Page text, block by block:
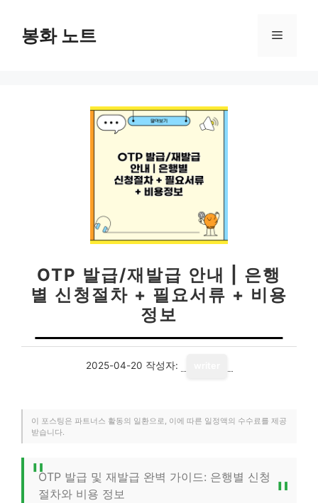
봉화 노트 메
OTP 발급/재발급 안내 | 은행
별 신청절차 + 필요서류 + 비용
정보
2025-04-20 작성자:
이 포스팅은 파트너스 활동의 일환으로, 이에 따른 일정액의 수수료를 제공
받습니다.
OTP 발급 및 재발급 완벽 가이드: 은행별 신청
절차와 비용 정보